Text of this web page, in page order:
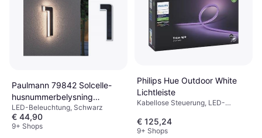
Paulmann 79842 Solcelle-
husnummerbelysning
Lichtleiste
LED-Beleuchtung, Schwarz
€ 44,90
9+ Shops
Philips Hue Outdoor White
Lichtleiste
Kabellose Steuerung, LED-
Kunststoff, IP-Schutzart: IP67
€ 125,24
9+ Shops